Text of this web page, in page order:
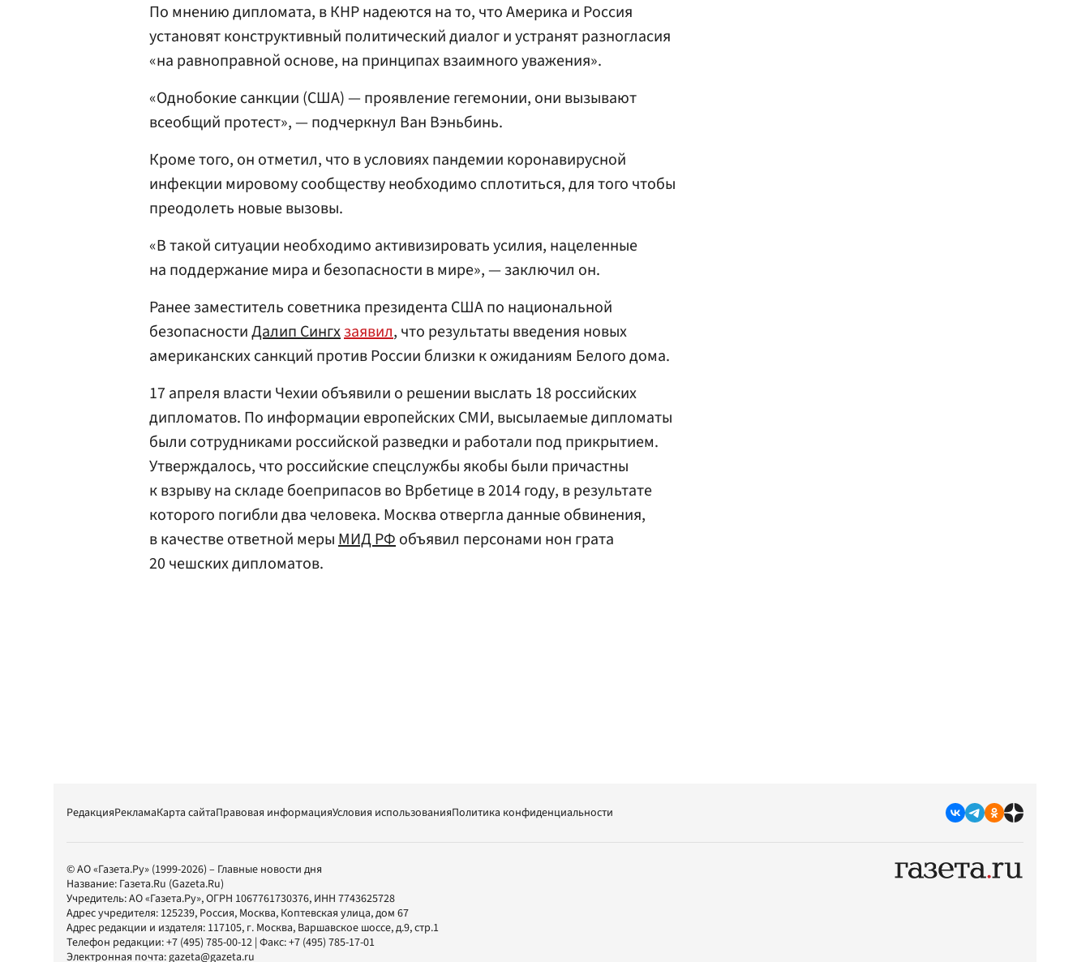
По мнению дипломата, в КНР надеются на то, что Америка и Россия
установят конструктивный политический диалог и устранят разногласия
«на равноправной основе, на принципах взаимного уважения».
«Однобокие санкции (США) — проявление гегемонии, они вызывают
всеобщий протест», — подчеркнул Ван Вэньбинь.
Кроме того, он отметил, что в условиях пандемии коронавирусной
инфекции мировому сообществу необходимо сплотиться, для того чтобы
преодолеть новые вызовы.
«В такой ситуации необходимо активизировать усилия, нацеленные
на поддержание мира и безопасности в мире», — заключил он.
Ранее заместитель советника президента США по национальной
безопасностиДалип Сингхзаявил, что результаты введения новых
американских санкций против России близки к ожиданиям Белого дома.
17 апреля власти Чехии объявили о решении выслать 18 российских
дипломатов. По информации европейских СМИ, высылаемые дипломаты
были сотрудниками российской разведки и работали под прикрытием.
Утверждалось, что российские спецслужбы якобы были причастны
к взрыву на складе боеприпасов во Врбетице в 2014 году, в результате
которого погибли два человека. Москва отвергла данные обвинения,
в качестве ответной мерыМИД РФобъявил персонами нон грата
20 чешских дипломатов.
РедакцияРекламаКарта сайтаПравовая информацияУсловия использованияПолитика конфиденциальности
© АО «Газета.Ру» (1999-2026) – Главные новости дня
Название: Газета.Ru (Gazeta.Ru)
Учредитель:АО «Газета.Ру», ОГРН 1067761730376, ИНН 7743625728
Адрес учредителя: 125239, Россия, Москва, Коптевская улица, дом 67
Адрес редакции и издателя: 117105, г. Москва, Варшавское шоссе, д.9, стр.1
Телефон редакции:+7 (495) 785-00-12 | Факс:+7 (495) 785-17-01
Электронная почта:gazeta@gazeta.ru